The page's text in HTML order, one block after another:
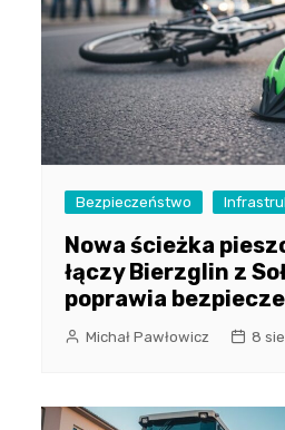
Bezpieczeństwo
Nowa ścieżka
łączy Bierzglin z
poprawia
Michał Pawłowicz 8